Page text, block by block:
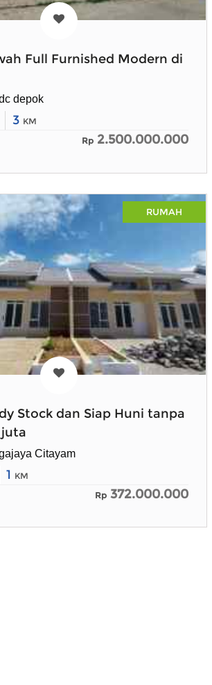
Full Furnished Modern di
depok
3 KM
Rp 2.500.000.000
RUMAH
Stock dan Siap Huni tanpa
juta
Citayam
1 KM
Rp 372.000.000